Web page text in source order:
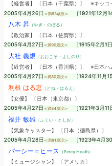
【経営者】 〔日本（千葉県）〕 ※キッコ
2005年4月26日 ≪満83歳没≫ ［1921年12月14
八木 昇（やぎ・のぼる）
【政治家】 〔日本（佐賀県）〕
2005年4月27日 ≪満90歳没≫ ［1915年2月1日
大社 義規 （おおこそ・よしのり）
【経営者】 〔日本（香川県）〕 ※日本ハ
2005年4月27日 ≪満80歳没≫ ［1924年11月15
利根 はる恵 （とね・はるえ）
【女優】 〔日本（東京都）〕
2005年4月27日 ≪満84歳没≫ ［1921年3月11
福井 敏雄（ふくい・としお）
【気象キャスター】 〔日本（徳島県）〕
2005年4月28日 ≪満81歳没≫ ［1923年4月30
パーシー＝ヒース （Percy Heath）
【ミュージシャン】 〔アメリカ〕